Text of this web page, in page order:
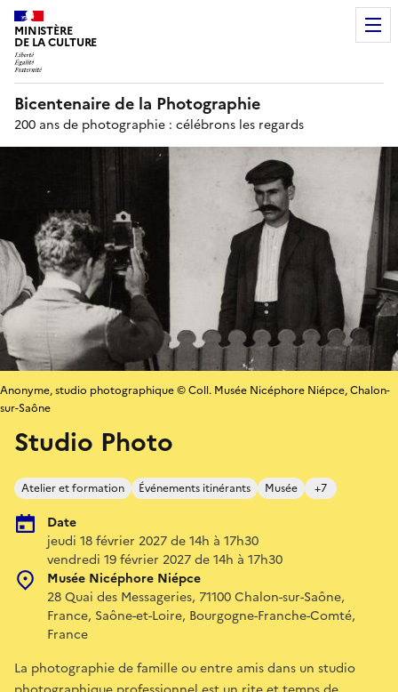
MINISTÈRE
DE LA CULTURE
Bicentenaire de la Photographie
200 ans de photographie : célébrons les regards
Studio Photo
Atelier et formation Événements itinérants Musée +7
Date
jeudi 18 février 2027 de 14h à 17h30
vendredi 19 février 2027 de 14h à 17h30
Musée Nicéphore Niépce
28 Quai des Messageries, 71100 Chalon-sur-Saône,
France, Saône-et-Loire, Bourgogne-Franche-Comté,
France
Anonyme, studio photographique © Coll. Musée Nicéphore Niépce, Chalon-
sur-Saône
La photographie de famille ou entre amis dans un studio